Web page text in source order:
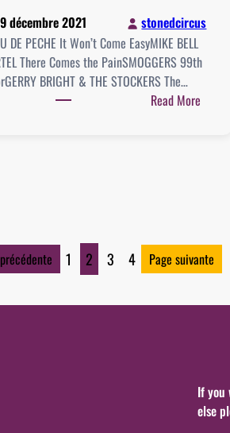
décembre 2021
stonedcircus
DE PECHE It Won’t Come EasyMIKE BELL
There Comes the PainSMOGGERS 99th
BRIGHT & THE STOCKERS The…
Read More
1 2 3 4 Page suivante
If you
else